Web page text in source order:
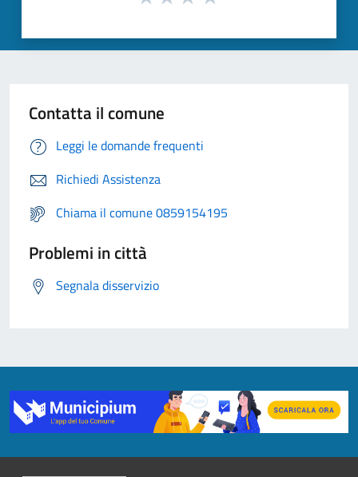
Contatta il comune
Leggi le domande frequenti
Richiedi Assistenza
Chiama il comune 0859154195
Problemi in città
Segnala disservizio